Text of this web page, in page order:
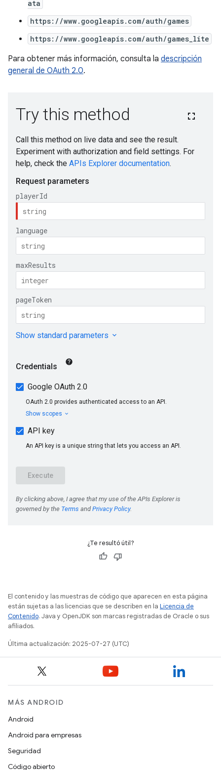
ata
https://www.googleapis.com/auth/games
https://www.googleapis.com/auth/games_lite
Para obtener más información, consulta la descripción
general de OAuth 2.0.
¿Te resultó útil?
El contenido y las muestras de código que aparecen en esta página
están sujetas a las licencias que se describen en la Licencia de
Contenido. Java y OpenJDK son marcas registradas de Oracle o sus
afiliados.
Última actualización: 2025-07-27 (UTC)
MÁS ANDROID
Android
Android para empresas
Seguridad
Código abierto